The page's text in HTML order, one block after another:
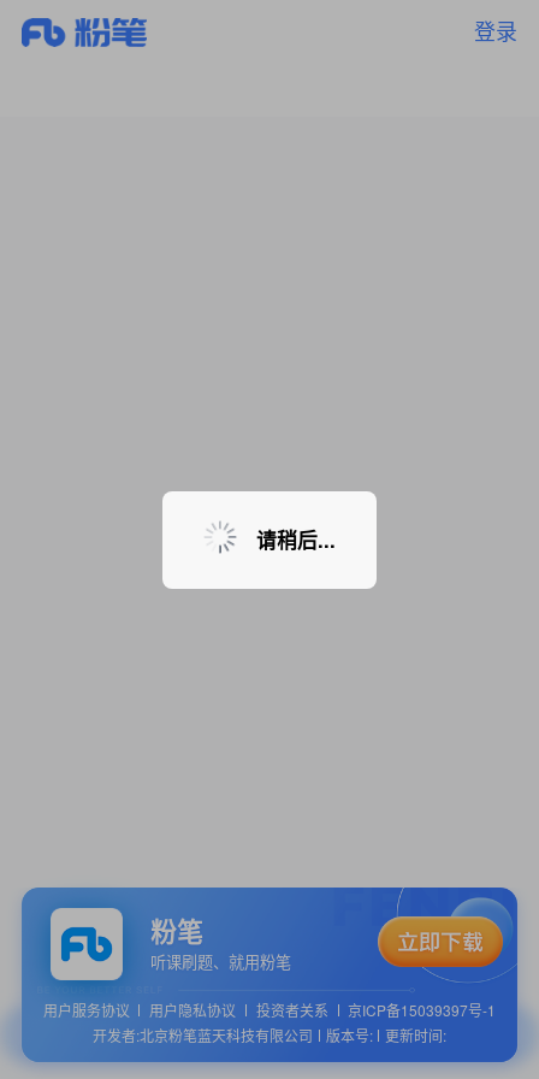
登录
暂无课程，敬请期待
粉笔
听课刷题、就用粉笔
用户服务协议 用户隐私协议 投资者关系
京ICP备15039397号-1
开发者:北京粉笔蓝天科技有限公司
版本号: 更新时间:
请稍后...